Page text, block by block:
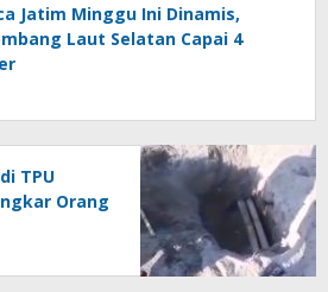
Jatim Minggu Ini Dinamis,
Laut Selatan Capai 4
TPU
Orang